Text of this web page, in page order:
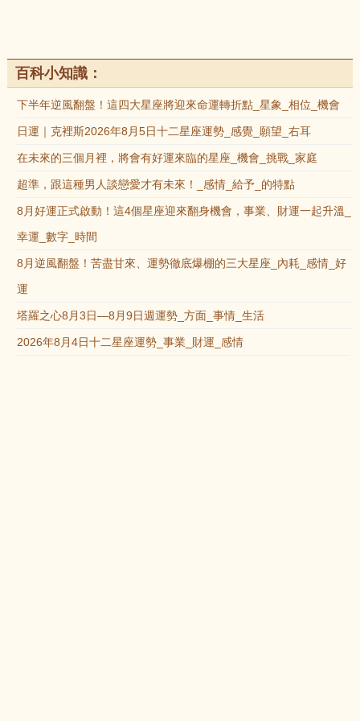
百科小知識：
下半年逆風翻盤！這四大星座將迎來命運轉折點_星象_相位_機會
日運｜克裡斯2026年8月5日十二星座運勢_感覺_願望_右耳
在未來的三個月裡，將會有好運來臨的星座_機會_挑戰_家庭
超準，跟這種男人談戀愛才有未來！_感情_給予_的特點
8月好運正式啟動！這4個星座迎來翻身機會，事業、財運一起升溫_
幸運_數字_時間
8月逆風翻盤！苦盡甘來、運勢徹底爆棚的三大星座_內耗_感情_好
運
塔羅之心8月3日—8月9日週運勢_方面_事情_生活
2026年8月4日十二星座運勢_事業_財運_感情